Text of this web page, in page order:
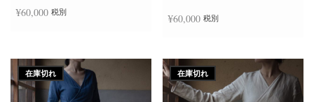
¥60,000 税別
¥60,000 税別
在庫切れ 在庫切れ